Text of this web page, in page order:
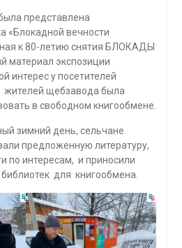
представлена
«Блокадной вечности
к 80-летию снятия БЛОКАДЫ
экспозиции
интерес у посетителей
щебзавода была
в свободном книгообмене.
зимний день, сельчане
предложенную литературу,
по интересам, и приносили
для книгообмена.